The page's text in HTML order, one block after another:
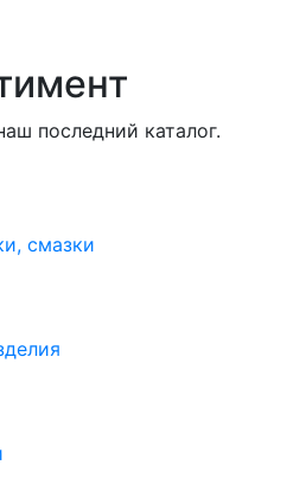
последний каталог.
смазки